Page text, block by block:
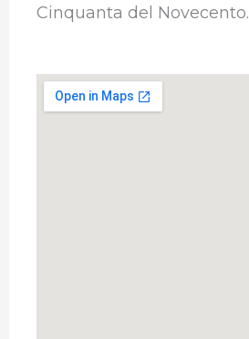
Cinquanta del Novecento.